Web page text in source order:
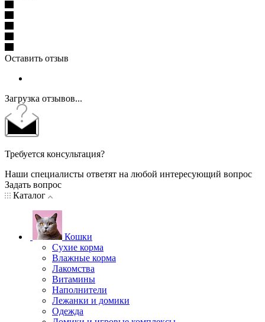
Оставить отзыв
Загрузка отзывов...
Требуется консультация?
Наши специалисты ответят на любой интересующий вопрос
Задать вопрос
Каталог
Кошки
Сухие корма
Влажные корма
Лакомства
Витамины
Наполнители
Лежанки и домики
Одежда